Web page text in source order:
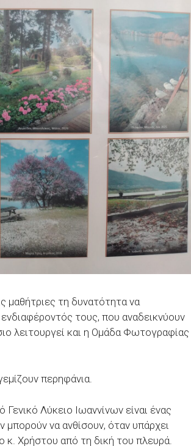
μαθήτριες τη δυνατότητα να
τους, που αναδεικνύουν
λειτουργεί και η Ομάδα Φωτογραφίας
περηφάνια.
Λύκειο Ιωαννίνων είναι ένας
να ανθίσουν, όταν υπάρχει
κ. Χρήστου από τη δική του πλευρά.